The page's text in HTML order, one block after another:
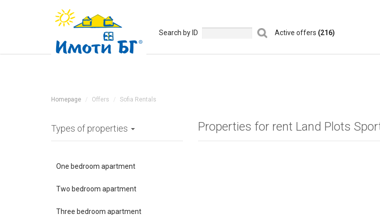
Search by ID Active offers (216)
Homepage Offers Sofia Rentals
Types of properties
One bedroom apartment
Two bedroom apartment
Three bedroom apartment
Properties for rent Land Plots